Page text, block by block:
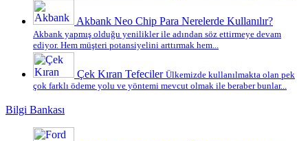
Akbank Neo Chip Para Nerelerde Kullanılır?
Akbank yapmış olduğu yenilikler ile adından söz ettirmeye devam
ediyor. Hem müşteri potansiyelini arttırmak hem...
Çek Kıran Tefeciler Ülkemizde kullanılmakta olan pek
çok farklı ödeme yolu ve yöntemi mevcut olmak ile beraber bunlar...
Bilgi Bankası